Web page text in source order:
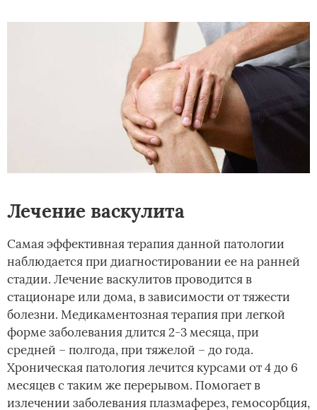
Лечение васкулита
Самая эффективная терапия данной патологии
наблюдается при диагностировании ее на ранней
стадии. Лечение васкулитов проводится в
стационаре или дома, в зависимости от тяжести
болезни. Медикаментозная терапия при легкой
форме заболевания длится 2-3 месяца, при
средней – полгода, при тяжелой – до года.
Хроническая патология лечится курсами от 4 до 6
месяцев с таким же перерывом. Помогает в
излечении заболевания плазмаферез, гемосорбция,